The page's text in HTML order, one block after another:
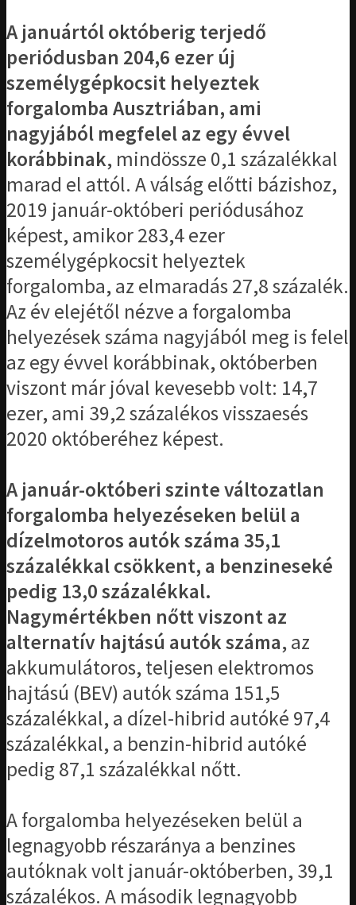
A januártól októberig terjedő
periódusban 204,6 ezer új
személygépkocsit helyeztek
forgalomba Ausztriában, ami
nagyjából megfelel az egy évvel
korábbinak, mindössze 0,1 százalékkal
marad el attól. A válság előtti bázishoz,
2019 január-októberi periódusához
képest, amikor 283,4 ezer
személygépkocsit helyeztek
forgalomba, az elmaradás 27,8 százalék.
Az év elejétől nézve a forgalomba
helyezések száma nagyjából meg is felel
az egy évvel korábbinak, októberben
viszont már jóval kevesebb volt: 14,7
ezer, ami 39,2 százalékos visszaesés
2020 októberéhez képest.
A január-októberi szinte változatlan
forgalomba helyezéseken belül a
dízelmotoros autók száma 35,1
százalékkal csökkent, a benzineseké
pedig 13,0 százalékkal.
Nagymértékben nőtt viszont az
alternatív hajtású autók száma, az
akkumulátoros, teljesen elektromos
hajtású (BEV) autók száma 151,5
százalékkal, a dízel-hibrid autóké 97,4
százalékkal, a benzin-hibrid autóké
pedig 87,1 százalékkal nőtt.
A forgalomba helyezéseken belül a
legnagyobb részaránya a benzines
autóknak volt január-októberben, 39,1
százalékos. A második legnagyobb